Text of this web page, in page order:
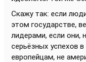
Скажу так: если
этом государстве,
лидерами, если они,
серьёзных успехов
европейцам, не